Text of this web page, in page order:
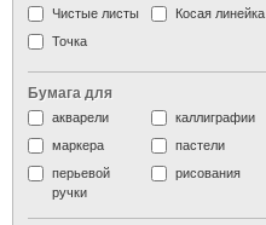
Чистые листы
Косая линейка
Точка
Бумага для
акварели
каллиграфии
маркера
пастели
перьевой
ручки
рисования